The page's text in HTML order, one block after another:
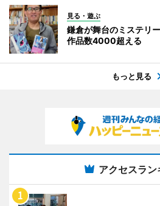
見る・遊ぶ
鎌倉が舞台のミステリ
作品数4000超える
もっと見る
アクセスラン